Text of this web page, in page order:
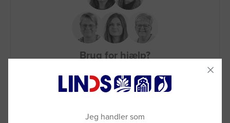
Brug for hjælp?
Vi sidder klar til at hjælpe dig.
Jeg handler som